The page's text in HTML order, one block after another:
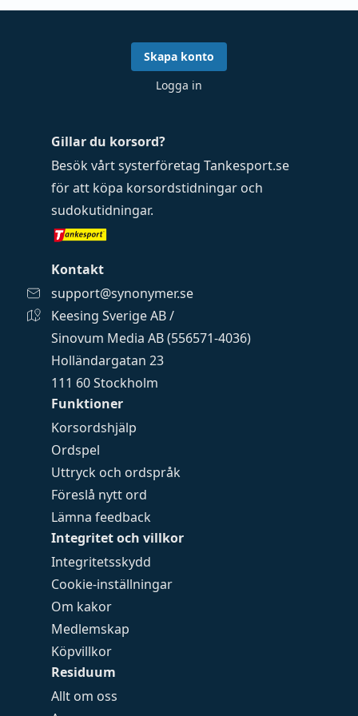
Funktioner
Korsordshjälp
Ordspel
Uttryck och ordspråk
Föreslå nytt ord
Lämna feedback
Integritet och villkor
Integritetsskydd
Cookie-inställningar
Om kakor
Medlemskap
Köpvillkor
Residuum
Allt om oss
Gillar du korsord?
Besök vårt systerföretag Tankesport.se
för att köpa korsordstidningar och
sudokutidningar.
Kontakt
support@synonymer.se
Keesing Sverige AB /
Sinovum Media AB (556571-4036)
Holländargatan 23
111 60 Stockholm
Skapa konto
Logga in